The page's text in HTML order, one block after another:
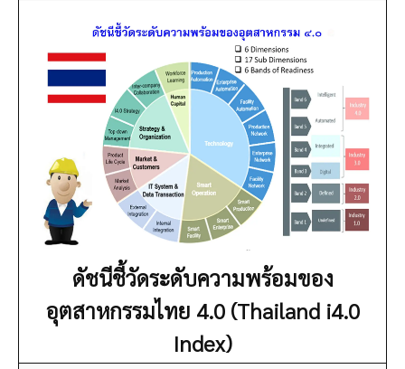
ดัชนีชี้วัดระดับความพร้อมของ
อุตสาหกรรมไทย 4.0 (Thailand i4.0
Index)